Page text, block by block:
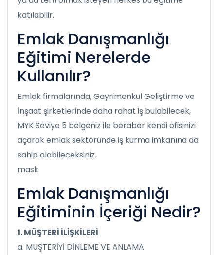
katılabilir.
Emlak Danışmanlığı
Eğitimi Nerelerde
Kullanılır?
Emlak firmalarında, Gayrimenkul Geliştirme ve
İnşaat şirketlerinde daha rahat iş bulabilecek,
MYK Seviye 5 belgeniz ile beraber kendi ofisinizi
açarak emlak sektöründe iş kurma imkanına da
sahip olabileceksiniz.
mask
Emlak Danışmanlığı
Eğitiminin İçeriği Nedir?
1. MÜŞTERİ İLİŞKİLERİ
a. MÜŞTERİYİ DİNLEME VE ANLAMA